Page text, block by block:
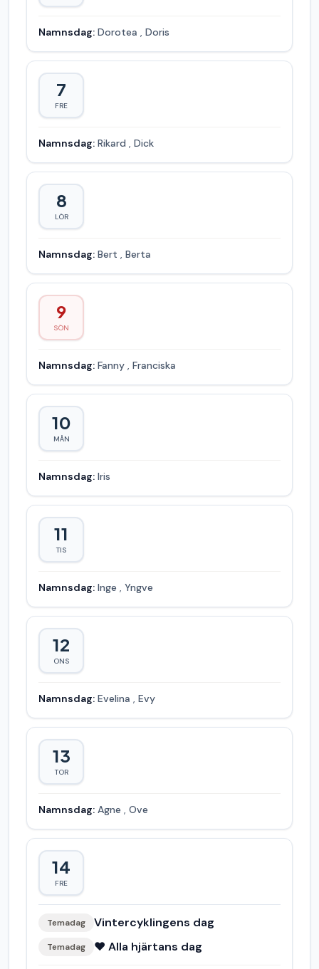
Namnsdag: Dorotea , Doris
7
FRE
Namnsdag: Rikard , Dick
8
LÖR
Namnsdag: Bert , Berta
9
SÖN
Namnsdag: Fanny , Franciska
10
MÅN
Namnsdag: Iris
11
TIS
Namnsdag: Inge , Yngve
12
ONS
Namnsdag: Evelina , Evy
13
TOR
Namnsdag: Agne , Ove
14
FRE
Temadag Vintercyklingens dag
Temadag ❤️ Alla hjärtans dag